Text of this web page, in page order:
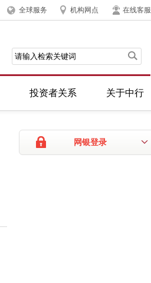
全球服务 机构网点 在线客服
投资者关系 关于中行
网银登录